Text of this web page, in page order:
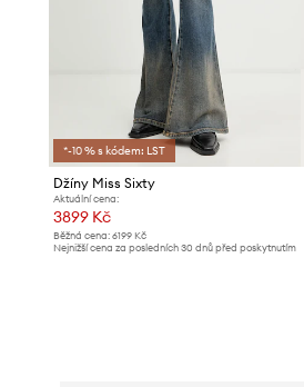
*-10 % s kódem: LST
Džíny Miss Sixty
Aktuální cena:
3899 Kč
Běžná cena: 6199 Kč
Nejnižší cena za posledních 30 dnů před poskytnutím